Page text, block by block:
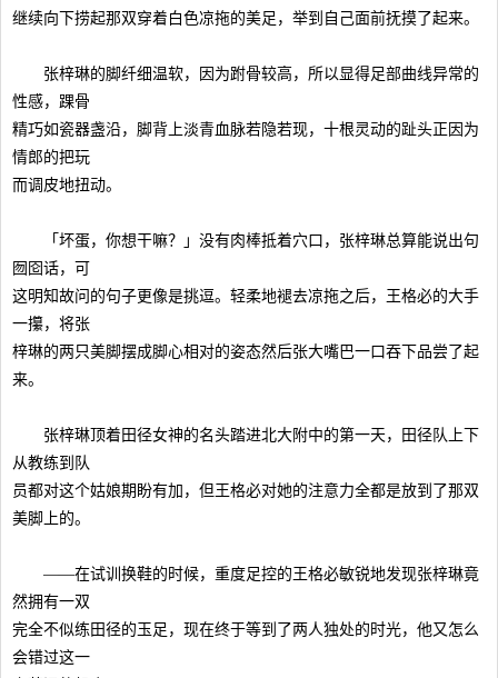
继续向下捞起那双穿着白色凉拖的美足，举到自己面前抚摸了起来。
张梓琳的脚纤细温软，因为跗骨较高，所以显得足部曲线异常的
性感，踝骨
精巧如瓷器盏沿，脚背上淡青血脉若隐若现，十根灵动的趾头正因为
情郎的把玩
而调皮地扭动。
「坏蛋，你想干嘛？」没有肉棒抵着穴口，张梓琳总算能说出句
囫囵话，可
这明知故问的句子更像是挑逗。轻柔地褪去凉拖之后，王格必的大手
一攥，将张
梓琳的两只美脚摆成脚心相对的姿态然后张大嘴巴一口吞下品尝了起
来。
张梓琳顶着田径女神的名头踏进北大附中的第一天，田径队上下
从教练到队
员都对这个姑娘期盼有加，但王格必对她的注意力全都是放到了那双
美脚上的。
——在试训换鞋的时候，重度足控的王格必敏锐地发现张梓琳竟
然拥有一双
完全不似练田径的玉足，现在终于等到了两人独处的时光，他又怎么
会错过这一